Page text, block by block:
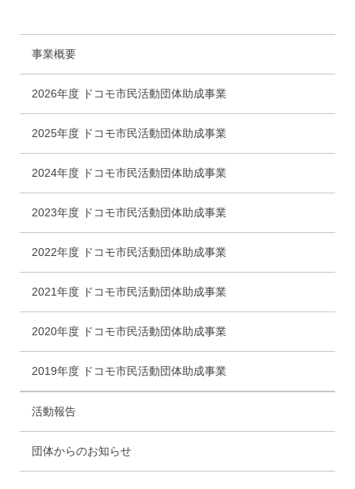
事業概要
2026年度 ドコモ市民活動団体助成事業
2025年度 ドコモ市民活動団体助成事業
2024年度 ドコモ市民活動団体助成事業
2023年度 ドコモ市民活動団体助成事業
2022年度 ドコモ市民活動団体助成事業
2021年度 ドコモ市民活動団体助成事業
2020年度 ドコモ市民活動団体助成事業
2019年度 ドコモ市民活動団体助成事業
活動報告
団体からのお知らせ